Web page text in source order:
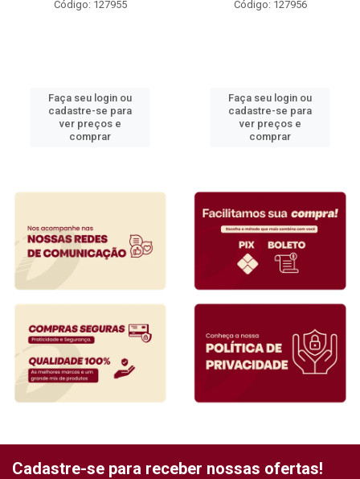
Código: 127955
Faça seu login ou
cadastre-se para
ver preços e
comprar
Código: 127956
Faça seu login ou
cadastre-se para
ver preços e
comprar
Cadastre-se para receber nossas ofertas!